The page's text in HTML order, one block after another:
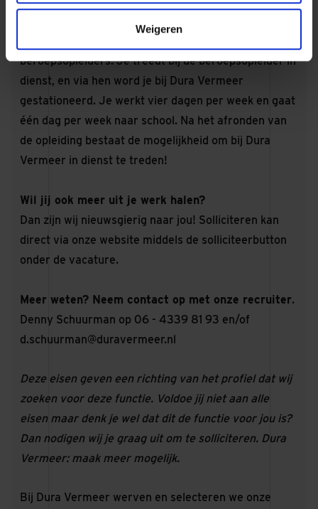
Weigeren
beroepsopleiders. Je treedt bij de beroepsopleider in
dienst, en via hen word je bij Dura Vermeer
gestationeerd. Je werkt vier dagen per week en gaat
één dag per week naar school. Na het afronden van
de opleiding bestaat de mogelijkheid om bij Dura
Vermeer in dienst te treden!
Wil jij ook meer uit je werk halen?
Dan zijn wij nieuwsgierig naar jou! Solliciteren kan
direct via onze website middels de solliciteerbutton
onder de vacature.
Meer weten? Neem contact op met onze recruiter.
Denny Schuurman op 06 - 4339 81 93 en/of
d.schuurman@duravermeer.nl
Deze eisen geven een richting van het profiel dat wij
zoeken voor deze functie. Voldoe jij niet aan alle
eisen maar denk je wel dat dit de functie voor jou is?
Dan nodigen wij je graag uit om te solliciteren. Dura
Vermeer: maak meer mogelijk.
Bij Dura Vermeer werven en selecteren we onze